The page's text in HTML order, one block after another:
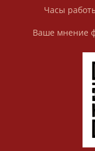
Часы
Ваше мнение